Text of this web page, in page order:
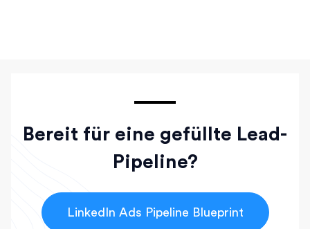
Bereit für eine gefüllte Lead-
Pipeline?
LinkedIn Ads Pipeline Blueprint